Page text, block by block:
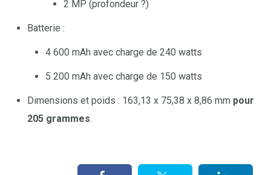
2 MP (profondeur ?)
Batterie :
4 600 mAh avec charge de 240 watts
5 200 mAh avec charge de 150 watts
Dimensions et poids : 163,13 x 75,38 x 8,86 mm pour
205 grammes.